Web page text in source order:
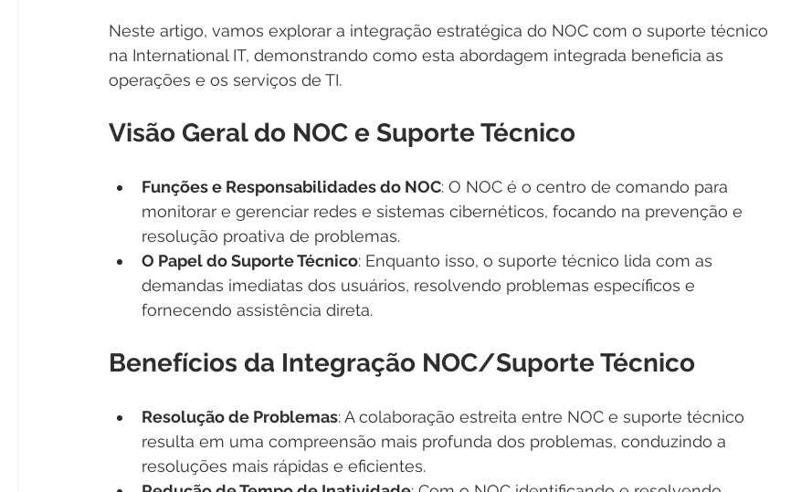
Neste artigo, vamos explorar a integração estratégica do NOC com o suporte técnico
na International IT, demonstrando como esta abordagem integrada beneficia as
operações e os serviços de TI.
Visão Geral do NOC e Suporte Técnico
Funções e Responsabilidades do NOC: O NOC é o centro de comando para
monitorar e gerenciar redes e sistemas cibernéticos, focando na prevenção e
resolução proativa de problemas.
O Papel do Suporte Técnico: Enquanto isso, o suporte técnico lida com as
demandas imediatas dos usuários, resolvendo problemas específicos e
fornecendo assistência direta.
Benefícios da Integração NOC/Suporte Técnico
Resolução de Problemas: A colaboração estreita entre NOC e suporte técnico
resulta em uma compreensão mais profunda dos problemas, conduzindo a
resoluções mais rápidas e eficientes.